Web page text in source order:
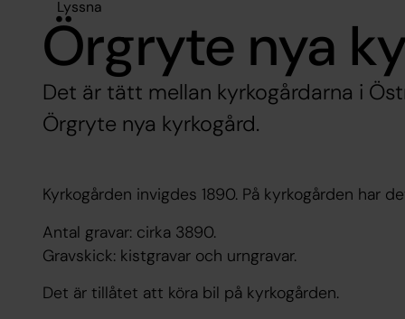
Lyssna
Örgryte nya
Det är tätt mellan kyrkogårdarna i
Örgryte nya kyrkogård.
Kyrkogården invigdes 1890. På kyrkogården har
Antal gravar: cirka 3890.
Gravskick: kistgravar och urngravar.
Det är tillåtet att köra bil på kyrkogården.